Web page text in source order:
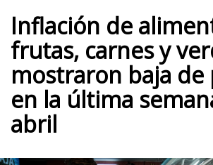
Inflación de
frutas, carnes y
mostraron baja de
en la última
abril